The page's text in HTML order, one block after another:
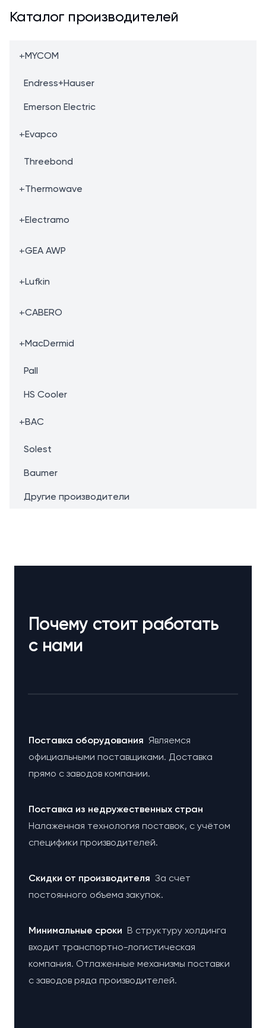
Каталог производителей
+MYCOM
Endress+Hauser
Emerson Electric
+Evapco
Threebond
+Thermowave
+Electramo
+GEA AWP
+Lufkin
+CABERO
+MacDermid
Pall
HS Cooler
+BAC
Solest
Baumer
Другие производители
Почему стоит работать
с нами
Поставка оборудования Являемся
официальными поставщиками. Доставка
прямо с заводов компании.
Поставка из недружественных стран
Налаженная технология поставок, с учётом
специфики производителей.
Cкидки от производителя За счет
постоянного объема закупок.
Минимальные сроки В структуру холдинга
входит транспортно-логистическая
компания. Отлаженные механизмы поставки
с заводов ряда производителей.